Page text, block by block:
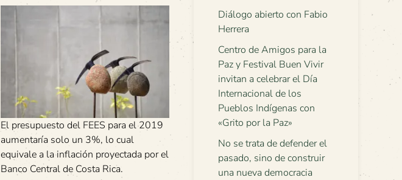
El presupuesto del FEES para el 2019
aumentaría solo un 3%, lo cual
equivale a la inflación proyectada por el
Banco Central de Costa Rica.
Diálogo abierto con Fabio
Herrera
Centro de Amigos para la
Paz y Festival Buen Vivir
invitan a celebrar el Día
Internacional de los
Pueblos Indígenas con
«Grito por la Paz»
No se trata de defender el
pasado, sino de construir
una nueva democracia